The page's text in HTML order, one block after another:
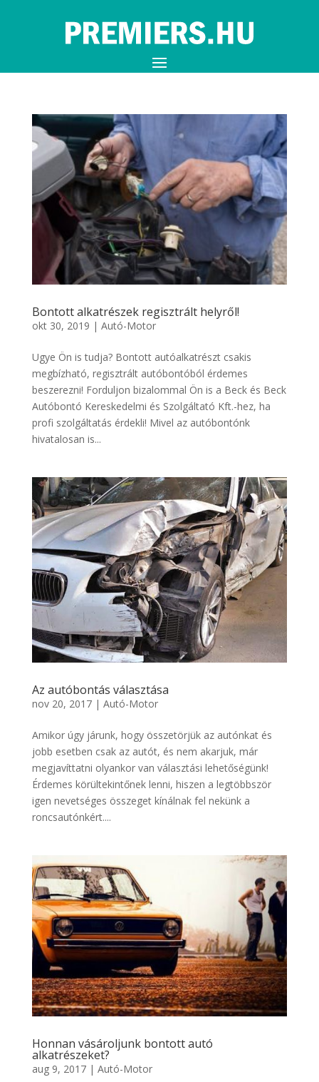
Bontott alkatrészek regisztrált helyről!
okt 30, 2019 | Autó-Motor
Ugye Ön is tudja? Bontott autóalkatrészt csakis
megbízható, regisztrált autóbontóból érdemes
beszerezni! Forduljon bizalommal Ön is a Beck és Beck
Autóbontó Kereskedelmi és Szolgáltató Kft.-hez, ha
profi szolgáltatás érdekli! Mivel az autóbontónk
hivatalosan is...
Az autóbontás választása
nov 20, 2017| Autó-Motor
Amikor úgy járunk, hogy összetörjük az autónkat és
jobb esetben csak az autót, és nem akarjuk, már
megjavíttatni olyankor van választási lehetőségünk!
Érdemes körültekintőnek lenni, hiszen a legtöbbször
igen nevetséges összeget kínálnak fel nekünk a
roncsautónkért....
Honnan vásároljunk bontott autó
alkatrészeket?
aug 9, 2017| Autó-Motor